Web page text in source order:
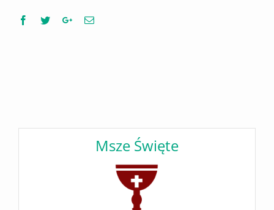
Facebook
TwitterGoogle+Email
Msze Święte